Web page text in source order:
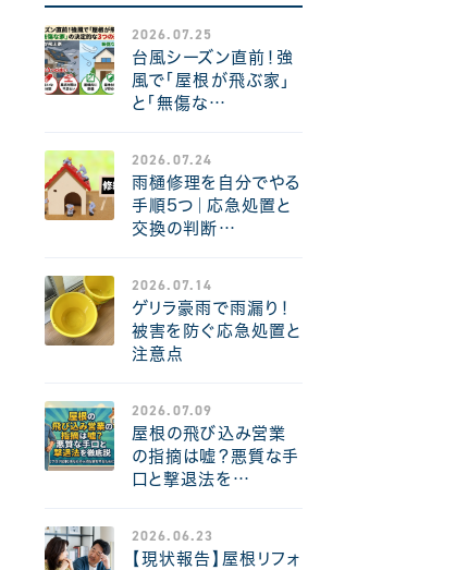
2026.07.25
台風シーズン直前！強
風で「屋根が飛ぶ家」
と「無傷な…
2026.07.24
雨樋修理を自分でやる
手順5つ｜応急処置と
交換の判断…
2026.07.14
ゲリラ豪雨で雨漏り！
被害を防ぐ応急処置と
注意点
2026.07.09
屋根の飛び込み営業
の指摘は嘘？悪質な手
口と撃退法を…
2026.06.23
【現状報告】屋根リフォ